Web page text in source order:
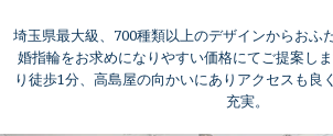
ブライダルリング
埼玉県最大級、700種類以上のデザインからおふ
婚指輪をお求めになりやすい価格にてご提案し
り徒歩1分、高島屋の向かいにありアクセスも良
充実。